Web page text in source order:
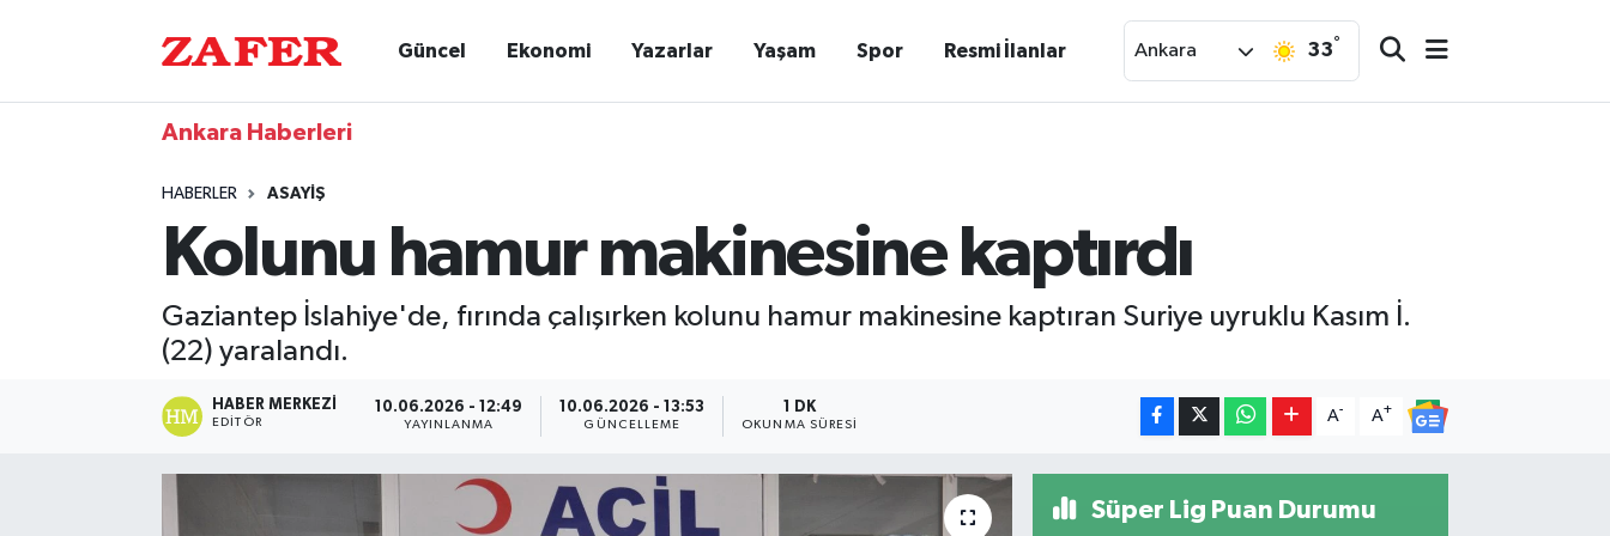
Güncel Ekonomi Yazarlar Yaşam Spor Resmi İlanlar Ankara 33°
Ankara Haberleri
HABERLER ASAYIŞ
Kolunu hamur makinesine kaptırdı
Gaziantep İslahiye'de, fırında çalışırken kolunu hamur makinesine kaptıran Suriye uyruklu Kasım İ.
(22) yaralandı.
HABER MERKEZI
EDITÖR
10.06.2026 - 12:49
YAYINLANMA
10.06.2026 - 13:53
GÜNCELLEME
1 DK
OKUNMA SÜRESI
A- A+
Süper Lig Puan Durumu